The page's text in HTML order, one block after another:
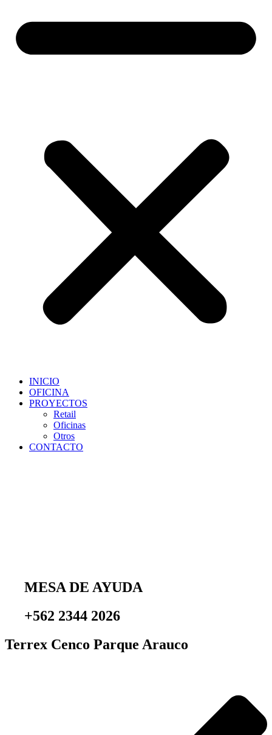
INICIO
OFICINA
PROYECTOS
Retail
Oficinas
Otros
CONTACTO
MESA DE AYUDA
+562 2344 2026
Terrex Cenco Parque Arauco